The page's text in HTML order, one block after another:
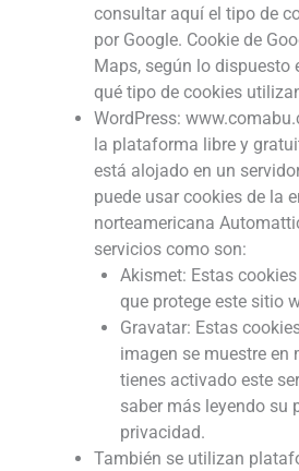
consultar aquí el tipo de
por Google. Cookie de
Maps, según lo dispuesto
qué tipo de cookies
WordPress:
la plataforma libre y
está alojado en un
puede usar cookies de la
norteamericana
servicios como son:
Akismet: Estas
que protege este sitio
Gravatar: Estas
imagen se muestre en
tienes activado este
saber más leyendo su
privacidad.
También se utilizan